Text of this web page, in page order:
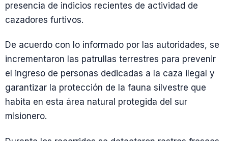
presencia de indicios recientes de actividad de
cazadores furtivos.
De acuerdo con lo informado por las autoridades, se
incrementaron las patrullas terrestres para prevenir
el ingreso de personas dedicadas a la caza ilegal y
garantizar la protección de la fauna silvestre que
habita en esta área natural protegida del sur
misionero.